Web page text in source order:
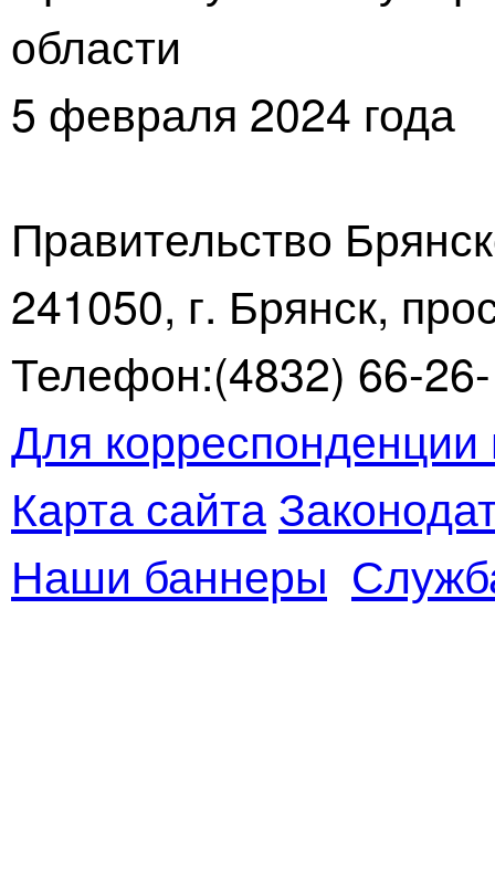
области
5 февраля 2024 года
Правительство
241050, г. Брянск,
Телефон:(4832) 66-
Для
Карта сайта
Наши баннеры